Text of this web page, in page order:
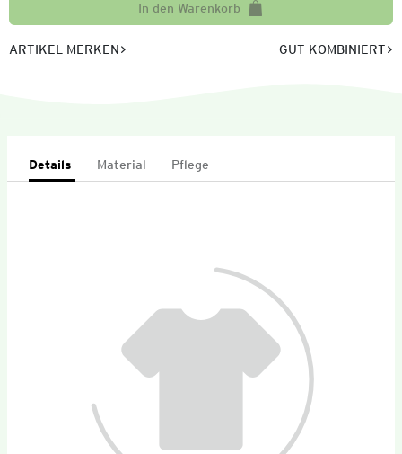
In den Warenkorb
ARTIKEL MERKEN GUT KOMBINIERT
Details Material Pflege